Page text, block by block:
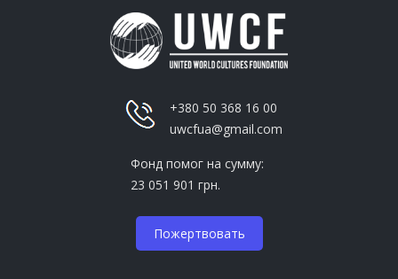
+380 50 368 16 00
uwcfua@gmail.com
Фонд помог на сумму:
23 051 901 грн.
Пожертвовать